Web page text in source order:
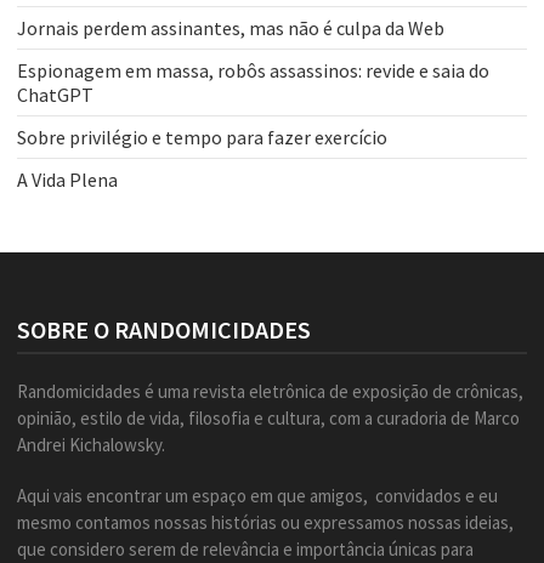
Jornais perdem assinantes, mas não é culpa da Web
Espionagem em massa, robôs assassinos: revide e saia do
ChatGPT
Sobre privilégio e tempo para fazer exercício
A Vida Plena
SOBRE O RANDOMICIDADES
Randomicidades é uma revista eletrônica de exposição de crônicas,
opinião, estilo de vida, filosofia e cultura, com a curadoria de Marco
Andrei Kichalowsky.
Aqui vais encontrar um espaço em que amigos, convidados e eu
mesmo contamos nossas histórias ou expressamos nossas ideias,
que considero serem de relevância e importância únicas para